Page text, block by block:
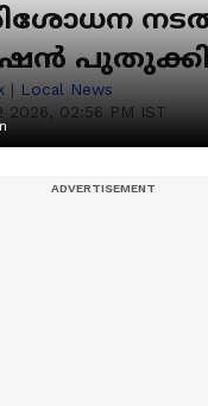
| Local News
2026, 02:56 PM IST